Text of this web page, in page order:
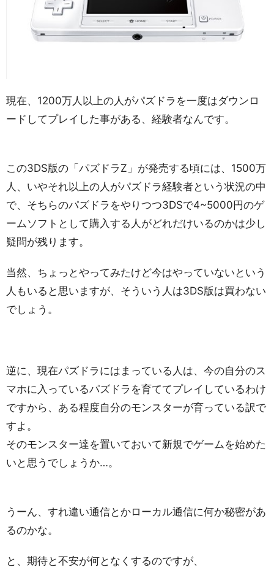
現在、1200万人以上の人がパズドラを一度はダウンロ
ードしてプレイした事がある、経験者なんです。
この3DS版の「パズドラZ」が発売する頃には、1500万
人、いやそれ以上の人がパズドラ経験者という状況の中
で、そちらのパズドラをやりつつ3DSで4~5000円のゲ
ームソフトとして購入する人がどれだけいるのかは少し
疑問が残ります。
当然、ちょっとやってみたけど今はやっていないという
人もいると思いますが、そういう人は3DS版は買わない
でしょう。
逆に、現在パズドラにはまっている人は、今の自分のス
マホに入っているパズドラを育ててプレイしているわけ
ですから、ある程度自分のモンスターが育っている訳で
すよ。
そのモンスター達を置いておいて新規でゲームを始めた
いと思うでしょうか…。
うーん、すれ違い通信とかローカル通信に何か秘密があ
るのかな。
と、期待と不安が何となくするのですが、